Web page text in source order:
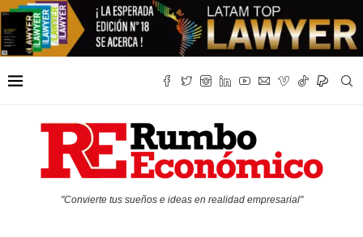
"Convierte tus sueños e ideas en realidad empresarial"